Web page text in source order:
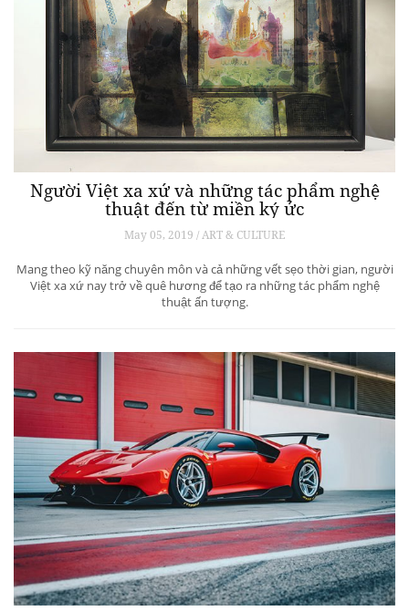
Người Việt xa xứ và những tác phẩm nghệ
thuật đến từ miền ký ức
May 05, 2019 / ART & CULTURE
Mang theo kỹ năng chuyên môn và cả những vết sẹo thời gian, người
Việt xa xứ nay trở về quê hương để tạo ra những tác phẩm nghệ
thuật ấn tượng.